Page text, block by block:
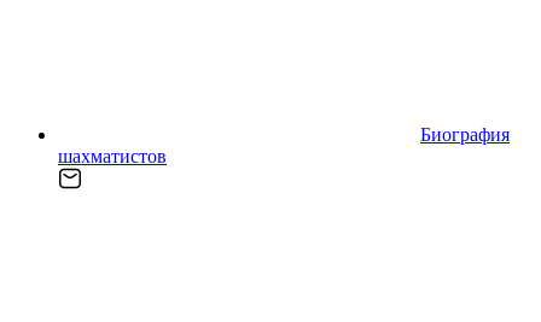
Биография
шахматистов